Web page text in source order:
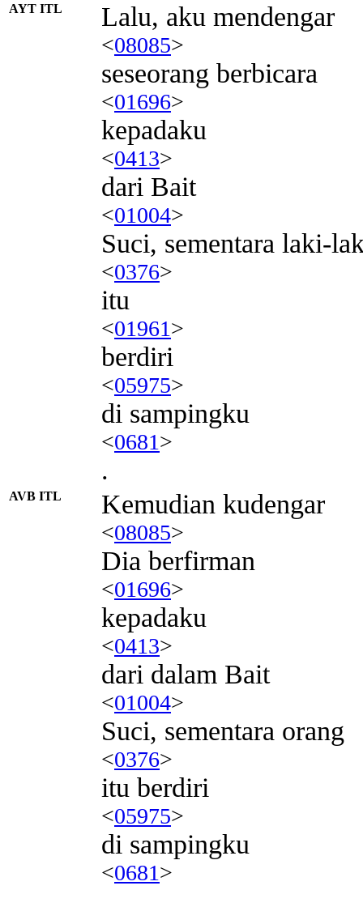
AYT ITL Lalu, aku mendengar
<08085>
seseorang berbicara
<01696>
kepadaku
<0413>
dari Bait
<01004>
Suci, sementara laki-
<0376>
itu
<01961>
berdiri
<05975>
di sampingku
<0681>
.
AVB ITL Kemudian kudengar
<08085>
Dia berfirman
<01696>
kepadaku
<0413>
dari dalam Bait
<01004>
Suci, sementara orang
<0376>
itu berdiri
<05975>
di sampingku
<0681>